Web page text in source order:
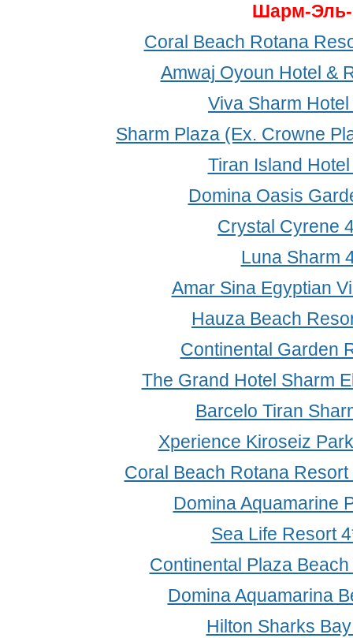
Шарм-
Coral Beach Rotana
Amwaj Oyoun Hotel &
Viva Sharm Hotel
Sharm Plaza (Ex. Crowne
Tiran Island
Domina Oasis
Crystal Cyrene
Luna Sharm
Amar Sina Egyptian
Hauza Beach
Continental Garden
The Grand Hotel Sharm
Barcelo Tiran
Xperience Kiroseiz
Coral Beach Rotana
Domina Aquamarine
Sea Life Resort
Continental Plaza
Domina Aquamarina
Hilton Sharks